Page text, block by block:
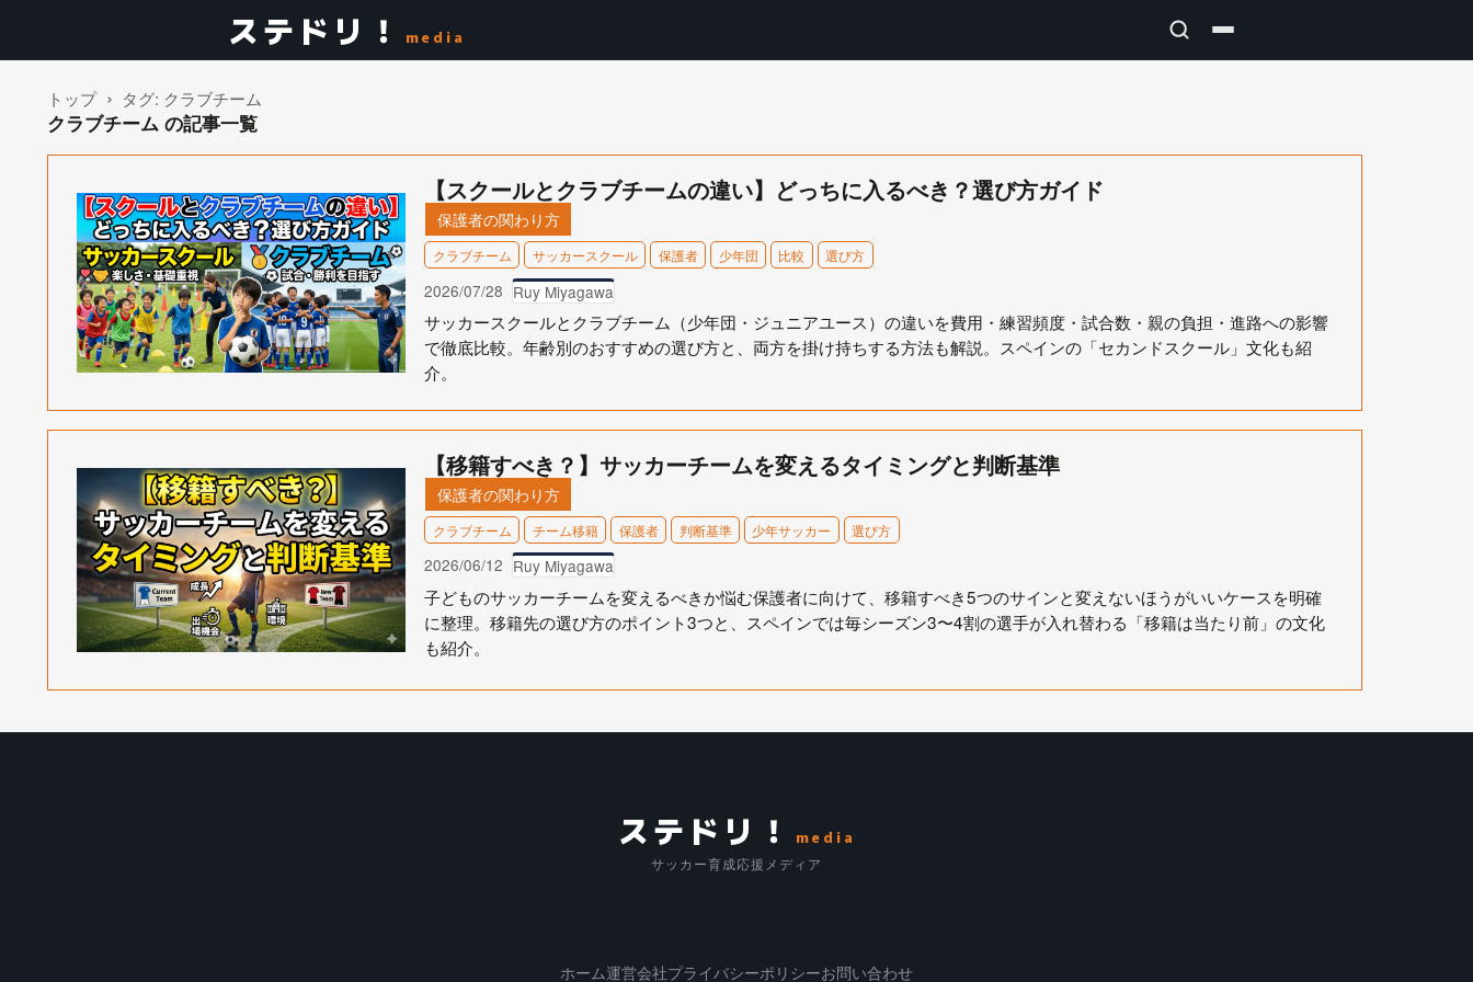
ステドリ！ media
トップ タグ: クラブチーム
クラブチーム の記事一覧
【スクールとクラブチームの違い】どっちに入るべき？選び方ガイド
保護者の関わり方
クラブチーム サッカースクール 保護者 少年団 比較 選び方
2026/07/28 Ruy Miyagawa
サッカースクールとクラブチーム（少年団・ジュニアユース）の違いを費用・練習頻度・試合数・親の負担・進路への影響
で徹底比較。年齢別のおすすめの選び方と、両方を掛け持ちする方法も解説。スペインの「セカンドスクール」文化も紹
介。
【移籍すべき？】サッカーチームを変えるタイミングと判断基準
保護者の関わり方
クラブチーム チーム移籍 保護者 判断基準 少年サッカー 選び方
2026/06/12 Ruy Miyagawa
子どものサッカーチームを変えるべきか悩む保護者に向けて、移籍すべき5つのサインと変えないほうがいいケースを明確
に整理。移籍先の選び方のポイント3つと、スペインでは毎シーズン3〜4割の選手が入れ替わる「移籍は当たり前」の文化
も紹介。
ステドリ！ media
サッカー育成応援メディア
ホーム運営会社プライバシーポリシーお問い合わせ